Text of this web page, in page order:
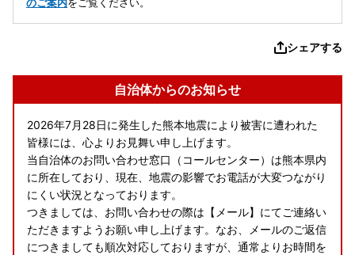
のご案内をご覧ください。
シェアする
自治体からのお知らせ
2026年7月28日に発生した熊本地震により被害に遭われた
皆様には、心よりお見舞い申し上げます。
当自治体のお問い合わせ窓口（コールセンター）は熊本県内
に所在しており、現在、地震の影響でお電話が大変つながり
にくい状況となっております。
つきましては、お問い合わせの際は【メール】にてご連絡い
ただきますようお願い申し上げます。なお、メールのご返信
につきましても順次対応しておりますが、通常よりお時間を